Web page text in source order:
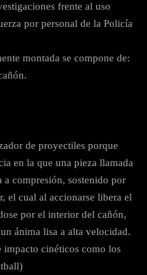
frente al uso
por personal de la Policía
montada se compone de:
de proyectiles porque
en la que una pieza llamada
a compresión, sostenido por
el cual al accionarse libera el
por el interior del cañón,
ánima lisa a alta velocidad.
impacto cinéticos como los